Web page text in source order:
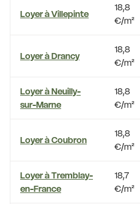
Loyer à Villepinte
18,8
€/m²
Loyer à Drancy
18,8
€/m²
Loyer à Neuilly-
sur-Marne
18,8
€/m²
Loyer à Coubron
18,8
€/m²
Loyer à Tremblay-
en-France
18,7
€/m²